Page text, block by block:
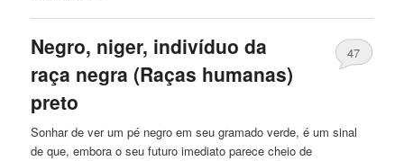
Negro, niger, indivíduo da
raça negra (Raças humanas)
preto
47
Sonhar de ver um pé negro em seu gramado verde, é um sinal
deque,embora o seu futuro imediato parece cheio de